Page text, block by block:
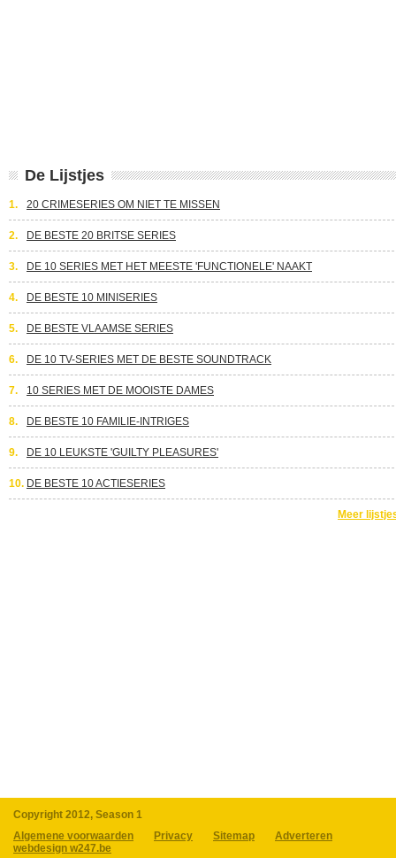
De Lijstjes
1. 20 CRIMESERIES OM NIET TE MISSEN
2. DE BESTE 20 BRITSE SERIES
3. DE 10 SERIES MET HET MEESTE 'FUNCTIONELE' NAAKT
4. DE BESTE 10 MINISERIES
5. DE BESTE VLAAMSE SERIES
6. DE 10 TV-SERIES MET DE BESTE SOUNDTRACK
7. 10 SERIES MET DE MOOISTE DAMES
8. DE BESTE 10 FAMILIE-INTRIGES
9. DE 10 LEUKSTE 'GUILTY PLEASURES'
10. DE BESTE 10 ACTIESERIES
Meer
Copyright 2012, Season 1
Algemene voorwaarden
Privacy Sitemap
Adverteren
webdesign w247.be